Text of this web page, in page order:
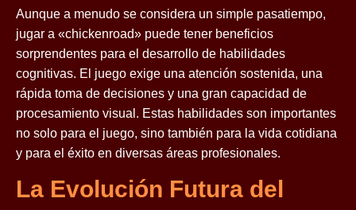
Aunque a menudo se considera un simple pasatiempo,
jugar a «chickenroad» puede tener beneficios
sorprendentes para el desarrollo de habilidades
cognitivas. El juego exige una atención sostenida, una
rápida toma de decisiones y una gran capacidad de
procesamiento visual. Estas habilidades son importantes
no solo para el juego, sino también para la vida cotidiana
y para el éxito en diversas áreas profesionales.
La Evolución Futura del